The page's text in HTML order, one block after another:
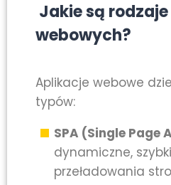
Jakie są
webowych?
Aplikacje webowe
typów:
SPA (Single Page
dynamiczne,
przeładowania